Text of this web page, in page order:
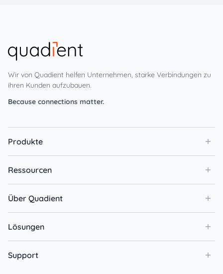
Wir von Quadient helfen Unternehmen, starke Verbindungen zu
ihren Kunden aufzubauen.
Because connections matter.
Produkte
Ressourcen
Über Quadient
Lösungen
Support